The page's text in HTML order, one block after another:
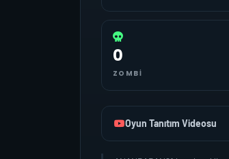
0
ZOMBI
Oyun Tanıtım Videosu